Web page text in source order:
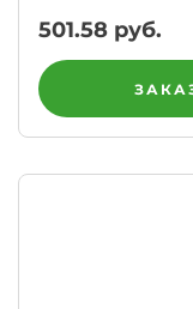
501.58 руб.